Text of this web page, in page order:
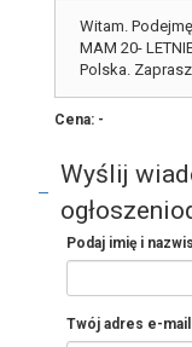
Witam.
MAM 20-
Polska.
Cena: -
Wyślij
Podaj imię i
Twój adres e-